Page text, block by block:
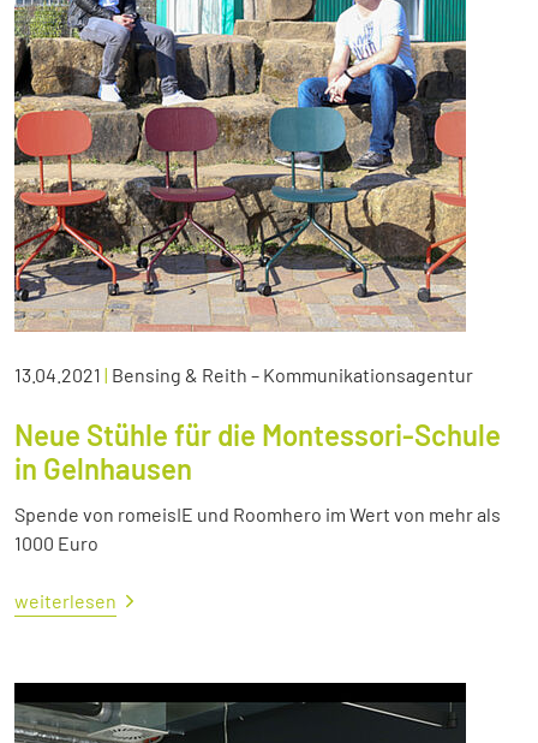
13.04.2021 | Bensing & Reith – Kommunikationsagentur
Neue Stühle für die Montessori-Schule
in Gelnhausen
Spende von romeisIE und Roomhero im Wert von mehr als
1000 Euro
weiterlesen